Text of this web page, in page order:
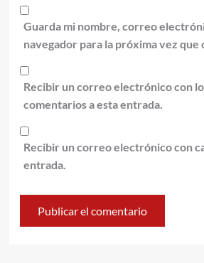
Guarda mi nombre, correo
navegador para la próxima vez que
Recibir un correo electrónico con
comentarios a esta entrada.
Recibir un correo electrónico con
entrada.